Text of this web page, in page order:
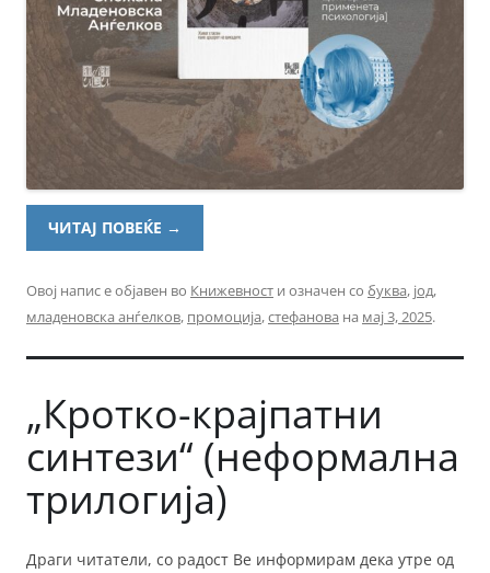
ЧИТАЈ ПОВЕЌЕ →
Овој напис е објавен во Книжевност и означен со буква, јод,
младеновска анѓелков, промоција,стефанова на мај 3, 2025.
„Кротко-крајпатни
синтези“ (неформална
трилогија)
Драги читатели, со радост Ве информирам дека утре од